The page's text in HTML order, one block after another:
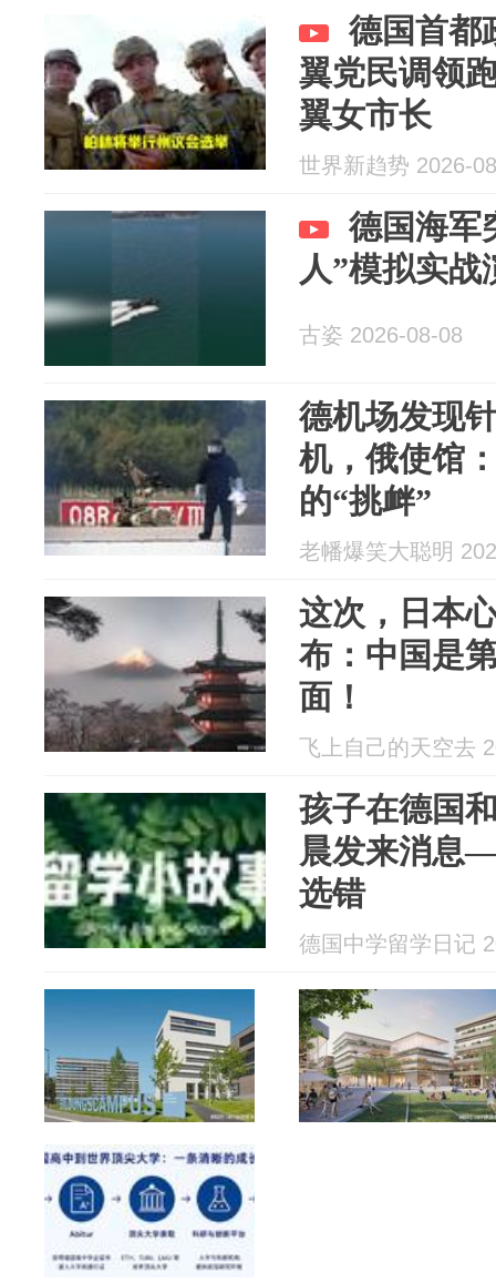
德国首都
翼党民调领
翼女市长
世界新趋势 2026-
德国海军
人”模拟实战
古姿 2026-08-08
德机场发现
机，俄使馆
的“挑衅”
老幡爆笑大聪明
这次，日本
布：中国是
面！
飞上自己的天空去
孩子在德国
晨发来消息
选错
德国中学留学日记